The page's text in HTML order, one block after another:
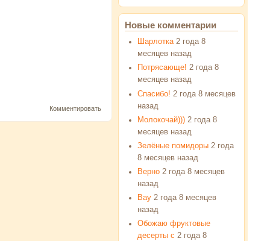
Комментировать
Новые комментарии
Шарлотка 2 года 8
месяцев назад
Потрясающе! 2 года 8
месяцев назад
Спасибо! 2 года 8 месяцев
назад
Молокочай))) 2 года 8
месяцев назад
Зелёные помидоры 2 года
8 месяцев назад
Верно 2 года 8 месяцев
назад
Вау 2 года 8 месяцев
назад
Обожаю фруктовые
десерты с 2 года 8